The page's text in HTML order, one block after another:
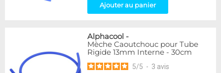
Ajouter au panier
Alphacool -
Mèche Caoutchouc pour Tube
Rigide 13mm Interne - 30cm
5/5 - 3 avis